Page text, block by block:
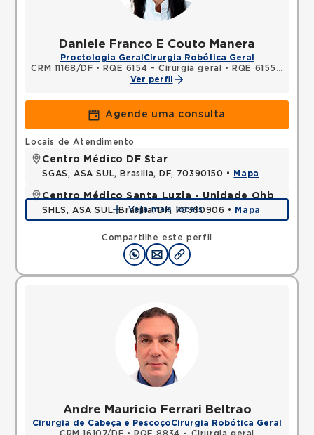
Daniele Franco E Couto Manera
Proctologia Geral Cirurgia Robótica Geral
CRM 11168/DF • RQE 6154 - Cirurgia geral •
RQE 6155 - Coloproctologia
Ver perfil
Agende uma consulta
Compartilhe este perfil
Locais de Atendimento
Centro Médico DF Star
SGAS, ASA SUL, Brasilia, DF, 70390150 • Mapa
Centro Médico Santa Luzia - Unidade Ohb
SHLS, ASA SUL, Brasilia, DF, 70390906 • Mapa
Veja mais locais
Andre Mauricio Ferrari Beltrao
Cirurgia de Cabeça e PescoçoCirurgia Robótica Geral